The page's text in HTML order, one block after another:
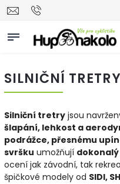
SILNIČNÍ TRETRY
Silniční tretry jsou
šlapání, lehkost a
podrážce, přesnému
svršku umožňují
ocení jak závodní, tak
špičkové modely od SIDI,